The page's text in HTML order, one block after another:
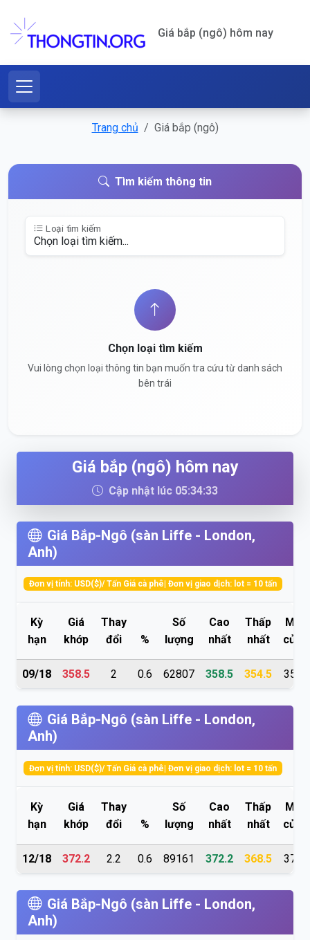
Giá bắp (ngô) hôm nay
Trang chủ Giá bắp (ngô)
Tìm kiếm thông tin
Loại tìm kiếm
Chọn loại tìm kiếm
Vui lòng chọn loại thông tin bạn muốn tra cứu từ danh sách
bên trái
Giá bắp (ngô) hôm nay
Cập nhật lúc 05:34:33
Giá Bắp-Ngô (sàn Liffe - London,
Anh)
Đơn vị tính: USD($)/ Tấn Giá cà phê| Đơn vị giao dịch: lot = 10 tấn
Kỳ
hạn
Giá
khớp
Thay
đổi
%
Số
lượng
Cao
nhất
Thấp
nhất
Mở
cửa
09/18 358.5 2 0.6 62807 358.5 354.5 356
Giá Bắp-Ngô (sàn Liffe - London,
Anh)
Đơn vị tính: USD($)/ Tấn Giá cà phê| Đơn vị giao dịch: lot = 10 tấn
Kỳ
hạn
Giá
khớp
Thay
đổi
%
Số
lượng
Cao
nhất
Thấp
nhất
Mở
cửa
12/18 372.2 2.2 0.6 89161 372.2 368.5 370
Giá Bắp-Ngô (sàn Liffe - London,
Anh)